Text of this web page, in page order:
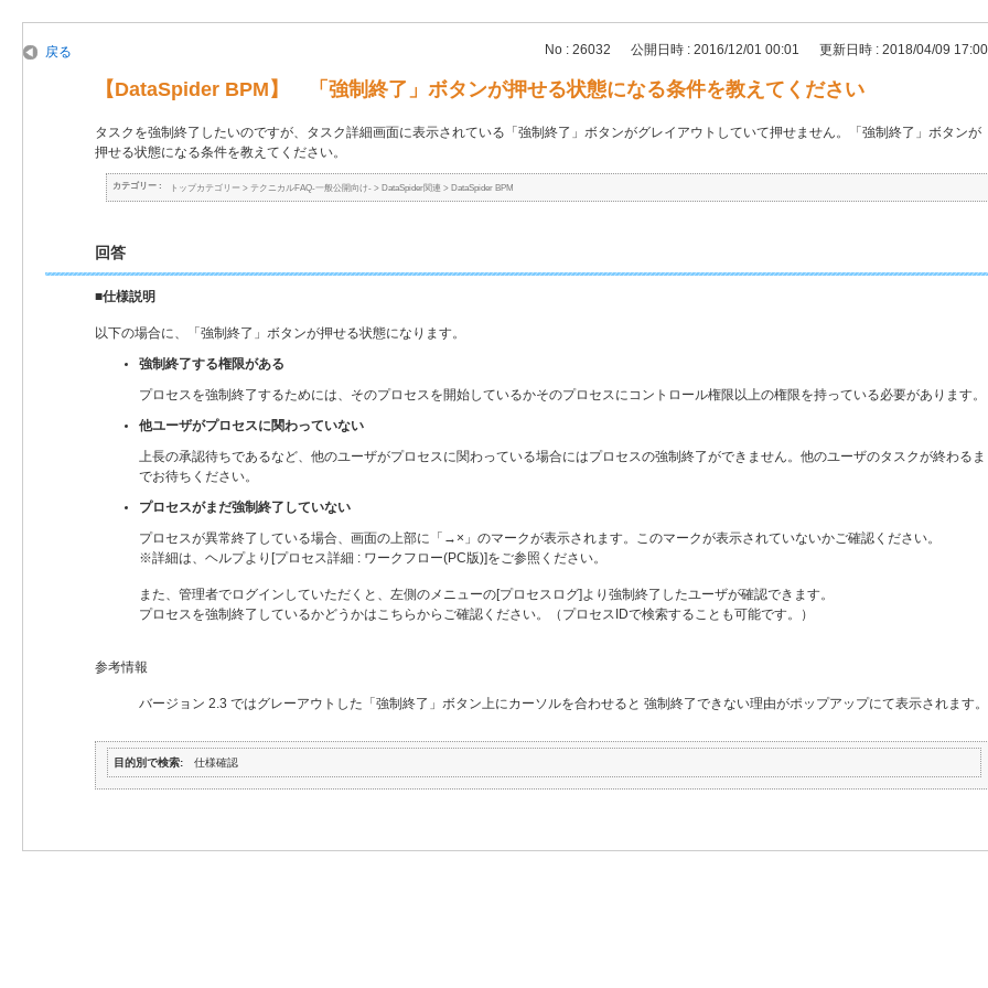
戻る No : 26032 公開日時 : 2016/12/01 00:01 更新日時 : 2018/04/09 17:00
【DataSpider BPM】 「強制終了」ボタンが押せる状態になる条件を教えてください
タスクを強制終了したいのですが、タスク詳細画面に表示されている「強制終了」ボタンがグレイアウトしていて押せません。「強制終了」ボタンが
押せる状態になる条件を教えてください。
カテゴリー : トップカテゴリー > テクニカルFAQ-一般公開向け- > DataSpider関連 > DataSpider BPM
回答
■仕様説明
以下の場合に、「強制終了」ボタンが押せる状態になります。
強制終了する権限がある
プロセスを強制終了するためには、そのプロセスを開始しているかそのプロセスにコントロール権限以上の権限を持っている必要があります。
他ユーザがプロセスに関わっていない
上長の承認待ちであるなど、他のユーザがプロセスに関わっている場合にはプロセスの強制終了ができません。他のユーザのタスクが終わるま
でお待ちください。
プロセスがまだ強制終了していない
プロセスが異常終了している場合、画面の上部に「→×」のマークが表示されます。このマークが表示されていないかご確認ください。
※詳細は、ヘルプより[プロセス詳細 : ワークフロー(PC版)]をご参照ください。
また、管理者でログインしていただくと、左側のメニューの[プロセスログ]より強制終了したユーザが確認できます。
プロセスを強制終了しているかどうかはこちらからご確認ください。（プロセスIDで検索することも可能です。）
参考情報
バージョン 2.3 ではグレーアウトした「強制終了」ボタン上にカーソルを合わせると 強制終了できない理由がポップアップにて表示されます。
目的別で検索 仕様確認